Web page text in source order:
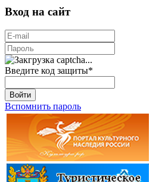
Вход на сайт
Введите код защиты*
Войти
Вспомнить пароль